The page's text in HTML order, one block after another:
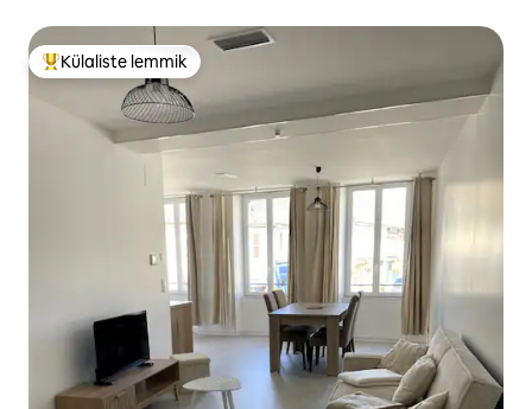
Külaliste suur lemmik
Külaliste lemmik